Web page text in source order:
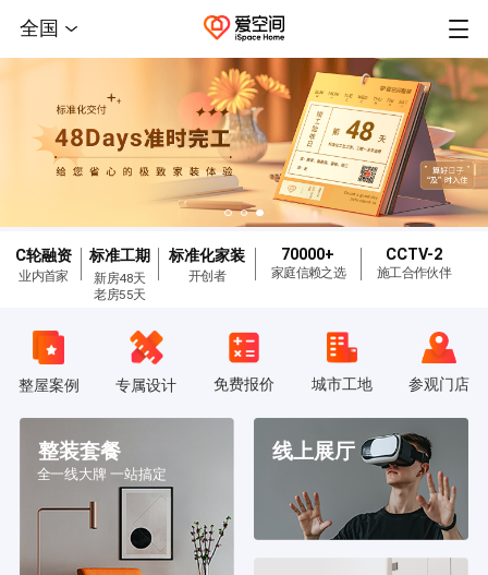
全国
C轮融资
业内首家
标准工期
新房48天
老房55天
标准化家装
开创者
70000+
家庭信赖之选
CCTV-2
施工合作伙伴
整屋案例 专属设计 免费报价 城市工地 参观门店
整装套餐
全一线大牌 一站搞定
线上展厅